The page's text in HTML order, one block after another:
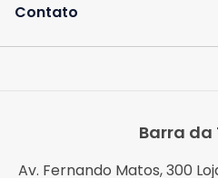
Contato
Barra da
Av. Fernando Matos, 300